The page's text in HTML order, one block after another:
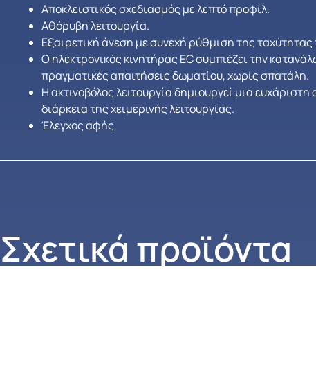
Αποκλειστικός σχεδιασμός με λεπτό προφίλ.
Αθόρυβη λειτουργία.
Εξαιρετική άνεση με συνεχή ρύθμιση της ταχύτητας
Ο ηλεκτρονικός κινητήρας EC συμπιέζει την
πραγματικές απαιτήσεις δωματίου, χωρίς σπατάλη.
Η ακτινοβόλος λειτουργία δημιουργεί μια
διάρκεια της χειμερινής λειτουργίας.
Έλεγχος αφής
Σχετικά προϊόντα